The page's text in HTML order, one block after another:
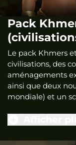
Pack
Le pack Khmers
civilisations, des
aménagements
ainsi que deux
mondiale) et un